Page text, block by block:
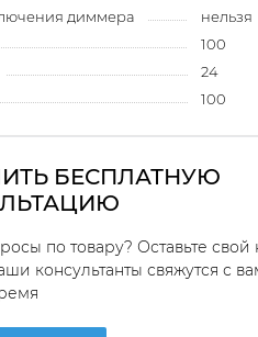
диммера
нельзя
100
24
100
БЕСПЛАТНУЮ
по товару? Оставьте
консультанты свяжутся с